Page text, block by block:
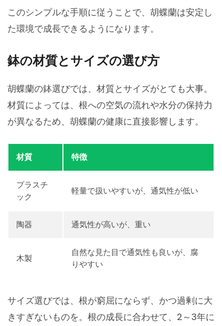
このシンプルな手順に従うことで、胡蝶蘭は安定し
た環境で成長できるようになります。
鉢の材質とサイズの選び方
胡蝶蘭の鉢選びでは、材質とサイズがとても大事。
材質によっては、根への空気の流れや水分の保持力
が異なるため、胡蝶蘭の健康に直接影響します。
材質 特徴
プラスチ
ック
軽量で扱いやすいが、通気性が低い
陶器 通気性が高いが、重い
木製
自然な見た目で通気性も良いが、腐
りやすい
サイズ選びでは、根が窮屈にならず、かつ過剰に大
きすぎないものを。根の成長に合わせて、2～3年に